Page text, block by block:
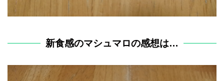
新食感のマシュマロの感想は…